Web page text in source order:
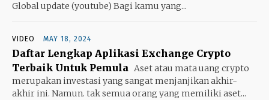
Global update (youtube) Bagi kamu yang...
VIDEO MAY 18, 2024
Daftar Lengkap Aplikasi Exchange Crypto
Terbaik Untuk Pemula Aset atau mata uang crypto
merupakan investasi yang sangat menjanjikan akhir-
akhir ini. Namun. tak semua orang yang memiliki aset...